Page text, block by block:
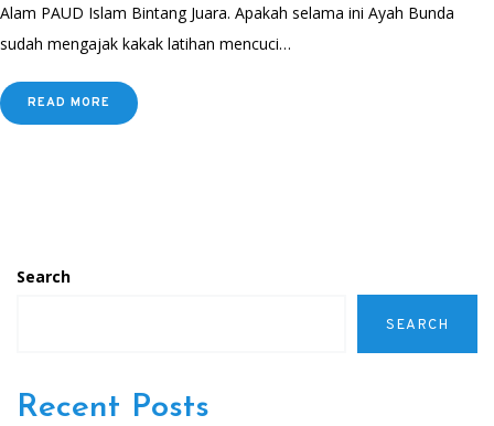
Alam PAUD Islam Bintang Juara. Apakah selama ini Ayah Bunda
sudah mengajak kakak latihan mencuci…
READ MORE
Search
SEARCH
Recent Posts